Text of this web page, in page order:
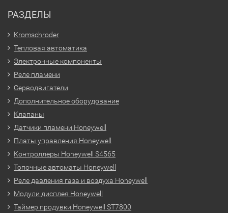
РАЗДЕЛЫ
Kromschroder
Тепловая автоматика
Электронные компоненты
Реле пламени
Серводвигатели
Дополнительное оборудование
Клапаны
Датчики пламени Honeywell
Платы управления Honeywell
Контроллеры Honeywell S4565
Топочные автоматы Honeywell
Реле давления газа и воздуха Honeywell
Модули дисплея Honeywell
Таймер продувки Honeywell ST7800